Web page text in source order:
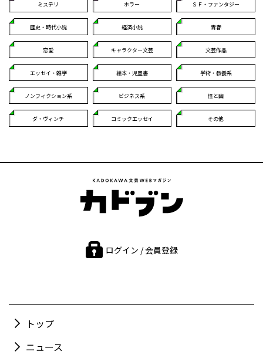
ミステリ ホラー ＳＦ・ファンタジー
歴史・時代小説 経済小説 青春
恋愛 キャラクター文芸 文芸作品
エッセイ・雑学 絵本・児童書 学術・教養系
ノンフィクション系 ビジネス系 怪と幽
ダ・ヴィンチ コミックエッセイ その他
ログイン / 会員登録
トップ
ニュース